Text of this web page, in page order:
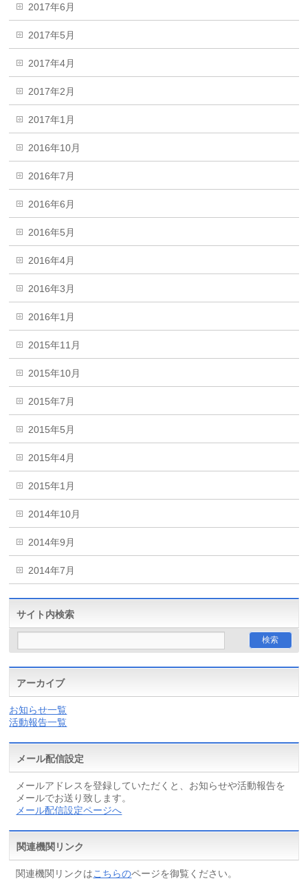
2017年6月
2017年5月
2017年4月
2017年2月
2017年1月
2016年10月
2016年7月
2016年6月
2016年5月
2016年4月
2016年3月
2016年1月
2015年11月
2015年10月
2015年7月
2015年5月
2015年4月
2015年1月
2014年10月
2014年9月
2014年7月
サイト内検索
アーカイブ
お知らせ一覧
活動報告一覧
メール配信設定
メールアドレスを登録していただくと、お知らせや活動報告を
メールでお送り致します。
メール配信設定ページへ
関連機関リンク
関連機関リンクはこちらのページを御覧ください。